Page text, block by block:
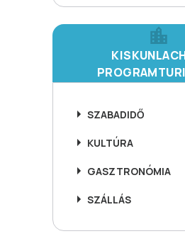
SZABADIDŐ
KULTÚRA
GASZTRONÓMIA
SZÁLLÁS